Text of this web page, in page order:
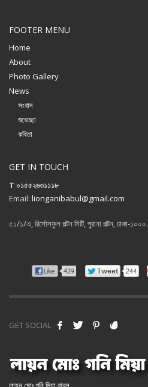
FOOTER MENU
Home
About
Photo Gallery
News
সংবাদ
শুভেচ্ছা
কবিতা
GET IN TOUCH
T ০১৫৫২৬৩১১১৮
Email: lionganibabul@gmail.com
৫১/১/এ, রির্সোসফুল পল্টন সিটি, পুরানা পল্টন, ঢাকা-১০০০.
GET SOCIAL